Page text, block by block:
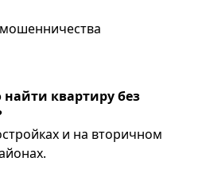
квартиру без
и на вторичном